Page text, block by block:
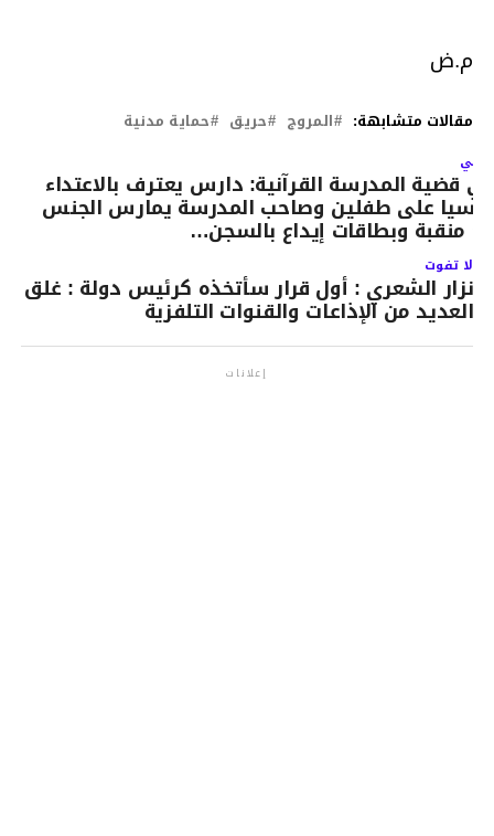
م.ض
مقالات متشابهة: المروج حريق حماية مدنية
قضية المدرسة القرآنية: دارس يعترف بالاعتداء
على طفلين وصاحب المدرسة يمارس الجنس
منقبة وبطاقات إيداع بالسجن…
لا تفوت
نزار الشعري : أول قرار سأتخذه كرئيس دولة : غلق
العديد من الإذاعات والقنوات التلفزية
إعلانات